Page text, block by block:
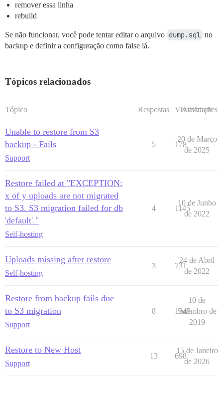
remover essa linha
rebuild
Se não funcionar, você pode tentar editar o arquivo dump.sql no
backup e definir a configuração como false lá.
Tópicos relacionados
Tópico Respostas Visualizações
Atividade
Unable to restore from S3
backup - Fails
Support
5 178
20 de Março
de 2025
Restore failed at "EXCEPTION:
x of y uploads are not migrated
to S3. S3 migration failed for db
'default'."
Self-hosting
4 1145
10 de Junho
de 2022
Uploads missing after restore
Self-hosting
3 731
24 de Abril
de 2022
Restore from backup fails due
to S3 migration
Support
8 1345
10 de
Setembro de
2019
Restore to New Host
Support
13 698
15 de Janeiro
de 2026